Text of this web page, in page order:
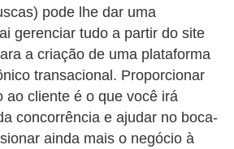
pode lhe dar uma
gerenciar tudo a partir do site
a criação de uma plataforma
transacional. Proporcionar
ao cliente é o que você irá
concorrência e ajudar no boca-
ainda mais o negócio à